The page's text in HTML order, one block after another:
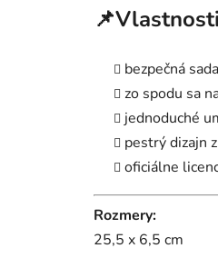
📌Vlastnosti
bezpečná
zo spodu sa
jednoduché
pestrý dizajn
oficiálne
Rozmery:
25,5 x 6,5 cm